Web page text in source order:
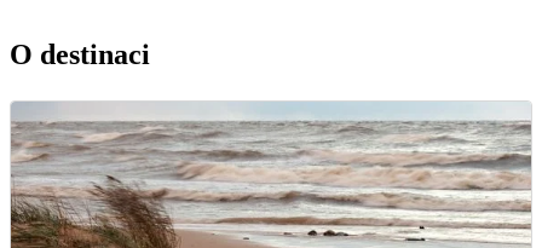
O destinaci